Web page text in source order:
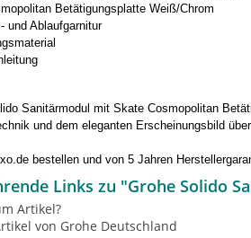
Betätigungsplatte Weiß/Chrom
und Ablaufgarnitur
Sanitärmodul mit Skate Cosmopolitan
und dem eleganten Erscheinungsbild
bestellen und von 5 Jahren
Links zu "Grohe Solido
Artikel?
von Grohe Deutschland